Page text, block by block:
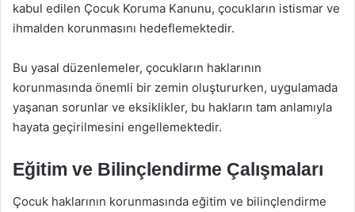
kabul edilen Çocuk Koruma Kanunu, çocukların istismar ve
ihmalden korunmasını hedeflemektedir.
Bu yasal düzenlemeler, çocukların haklarının
korunmasında önemli bir zemin oluştururken, uygulamada
yaşanan sorunlar ve eksiklikler, bu hakların tam anlamıyla
hayata geçirilmesini engellemektedir.
Eğitim ve Bilinçlendirme Çalışmaları
Çocuk haklarının korunmasında eğitim ve bilinçlendirme